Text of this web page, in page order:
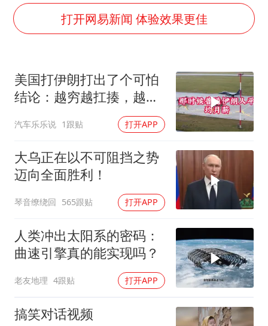
国乒连续两站无缘冠军
5万小车卖不动 微型代步车集体遇冷
白海豚路径图
周星驰妈妈现身香港首映礼
56岁刘奕君跟13岁女儿合跳
大疆错失宇树
打开网易新闻 体验效果更佳
美国打伊朗打出了个可怕
结论：越穷越扛揍，越富
汽车乐乐说 1跟贴 打开APP
大乌正在以不可阻挡之势
迈向全面胜利！
琴音缭绕回 565跟贴 打开APP
人类冲出太阳系的密码：
曲速引擎真的能实现吗？
老友地理 4跟贴 打开APP
搞笑对话视频